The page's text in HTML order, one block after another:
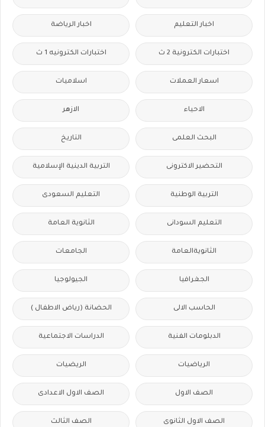
اخبار التعليم اخبار الرياضة
اختبارات الكترونية 2 ث اختبارات الكترونيه 1 ث
اسعار العملات اسلاميات
الاحياء الازهر
البحث العلمى التاريخ
التحضير الاكترونى التربية الدينية الإسلامية
التربية الوطنية التعليم السعودى
التعليم السودانى الثانوية العامة
الثانويةالعامة الجامعات
الجغرافيا الجيولوجيا
الحاسب الالى الحضانة (رياض الاطفال )
الدبلومات الفنية الدراسات الاجتماعية
الرياضيات الريضيات
الصف الاول الصف الاول الاعدادى
الصف الاول الثانوى الصف الثالث